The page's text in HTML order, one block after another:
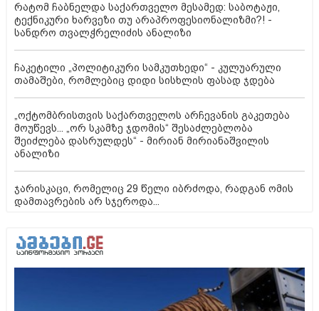
რატომ ჩაბნელდა საქართველო მესამედ: საბოტაჟი,
ტექნიკური ხარვეზი თუ არაპროფესიონალიზმი?! -
სანდრო თვალჭრელიძის ანალიზი
ჩაკეტილი „პოლიტიკური სამკუთხედი“ - კულუარული
თამაშები, რომლებიც დიდი სისხლის ფასად ჯდება
„ოქტომბრისთვის საქართველოს არჩევანის გაკეთება
მოუწევს... „ორ სკამზე ჯდომის“ შესაძლებლობა
შეიძლება დასრულდეს“ - მირიან მირიანაშვილის
ანალიზი
ჯარისკაცი, რომელიც 29 წელი იბრძოდა, რადგან ომის
დამთავრების არ სჯეროდა...